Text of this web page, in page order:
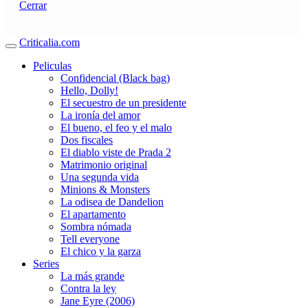
Cerrar
Criticalia.com
Peliculas
Confidencial (Black bag)
Hello, Dolly!
El secuestro de un presidente
La ironía del amor
El bueno, el feo y el malo
Dos fiscales
El diablo viste de Prada 2
Matrimonio original
Una segunda vida
Minions & Monsters
La odisea de Dandelion
El apartamento
Sombra nómada
Tell everyone
El chico y la garza
Series
La más grande
Contra la ley
Jane Eyre (2006)